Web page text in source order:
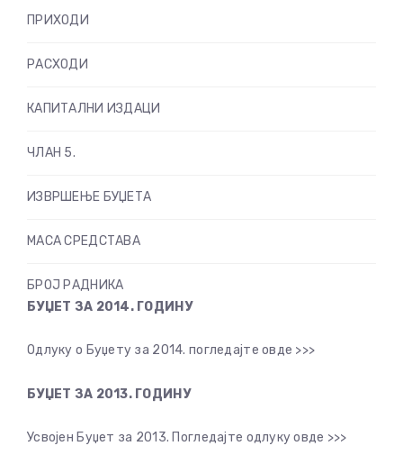
ПРИХОДИ
РАСХОДИ
КАПИТАЛНИ ИЗДАЦИ
ЧЛАН 5.
ИЗВРШЕЊE БУЏЕТА
МАСА СРЕДСТАВА
БРОЈ РАДНИКА
БУЏЕТ ЗА 2014. ГОДИНУ
Одлуку о Буџету за 2014. погледајте овде >>>
БУЏЕТ ЗА 2013. ГОДИНУ
Усвојен Буџет за 2013. Погледајте одлуку овде >>>